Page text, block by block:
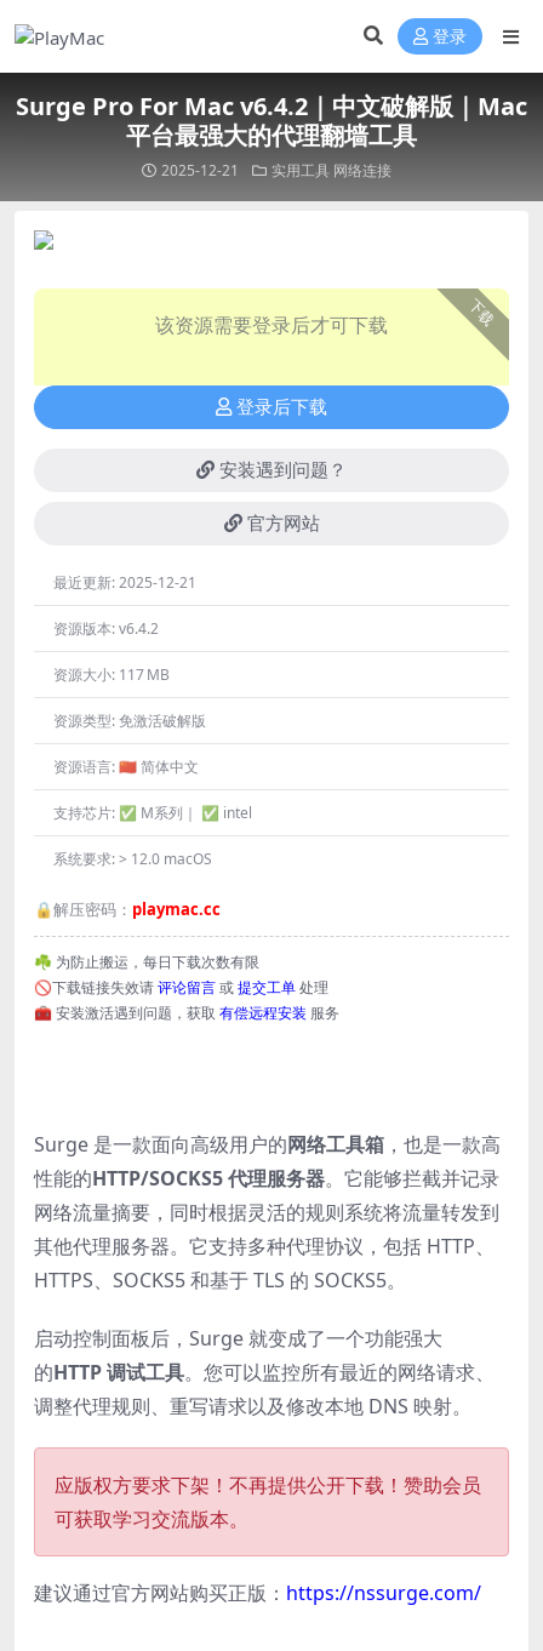
登录
Surge Pro For Mac v6.4.2｜中文破解版｜Mac
平台最强大的代理翻墙工具
2025-12-21 实用工具 网络连接
下载
该资源需要登录后才可下载
登录后下载
安装遇到问题？
官方网站
最近更新:2025-12-21
资源版本:v6.4.2
资源大小: 117 MB
资源类型:免激活破解版
资源语言:🇨🇳 简体中文
支持芯片: ✅ M系列｜ ✅ intel
系统要求:> 12.0 macOS
🔒解压密码： playmac.cc
☘️ 为防止搬运，每日下载次数有限
🚫下载链接失效请评论留言或提交工单处理
🧰 安装激活遇到问题，获取 有偿远程安装 服务
Surge 是一款面向高级用户的网络工具箱 ，也是一款高
性能的HTTP/SOCKS5 代理服务器。它能够拦截并记录
网络流量摘要，同时根据灵活的规则系统将流量转发到
其他代理服务器。它支持多种代理协议，包括 HTTP、
HTTPS、SOCKS5 和基于 TLS 的 SOCKS5。
启动控制面板后，Surge 就变成了一个功能强大
的HTTP 调试工具。您可以监控所有最近的网络请求、
调整代理规则、重写请求以及修改本地 DNS 映射。
应版权方要求下架！不再提供公开下载！赞助会员
可获取学习交流版本。
建议通过官方网站购买正版： https://nssurge.com/